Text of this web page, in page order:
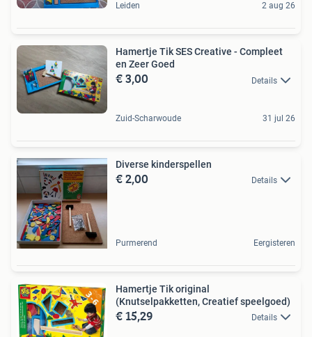
Leiden 2 aug 26
Hamertje Tik SES Creative - Compleet
en Zeer Goed
€ 3,00 Details
Zuid-Scharwoude 31 jul 26
Diverse kinderspellen
€ 2,00 Details
Purmerend Eergisteren
Hamertje Tik original
(Knutselpakketten, Creatief speelgoed)
€ 15,29 Details